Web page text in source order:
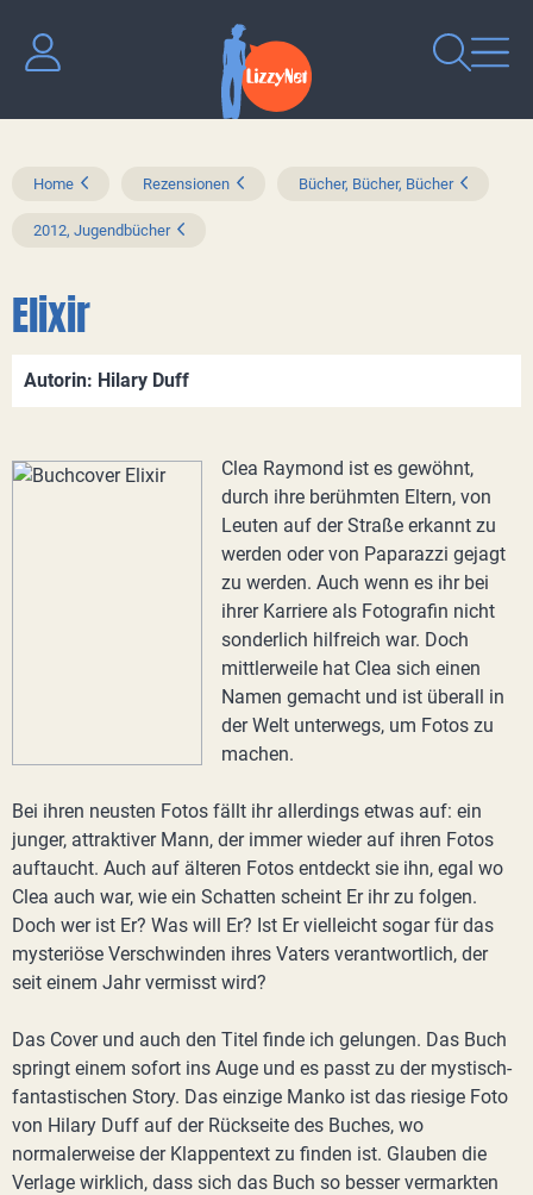
Home Rezensionen Bücher, Bücher, Bücher
2012, Jugendbücher
Elixir
Autorin: Hilary Duff
Clea Raymond ist es gewöhnt,
durch ihre berühmten Eltern, von
Leuten auf der Straße erkannt zu
werden oder von Paparazzi gejagt
zu werden. Auch wenn es ihr bei
ihrer Karriere als Fotografin nicht
sonderlich hilfreich war. Doch
mittlerweile hat Clea sich einen
Namen gemacht und ist überall in
der Welt unterwegs, um Fotos zu
machen.
Bei ihren neusten Fotos fällt ihr allerdings etwas auf: ein
junger, attraktiver Mann, der immer wieder auf ihren Fotos
auftaucht. Auch auf älteren Fotos entdeckt sie ihn, egal wo
Clea auch war, wie ein Schatten scheint Er ihr zu folgen.
Doch wer ist Er? Was will Er? Ist Er vielleicht sogar für das
mysteriöse Verschwinden ihres Vaters verantwortlich, der
seit einem Jahr vermisst wird?
Das Cover und auch den Titel finde ich gelungen. Das Buch
springt einem sofort ins Auge und es passt zu der mystisch-
fantastischen Story. Das einzige Manko ist das riesige Foto
von Hilary Duff auf der Rückseite des Buches, wo
normalerweise der Klappentext zu finden ist. Glauben die
Verlage wirklich, dass sich das Buch so besser vermarkten